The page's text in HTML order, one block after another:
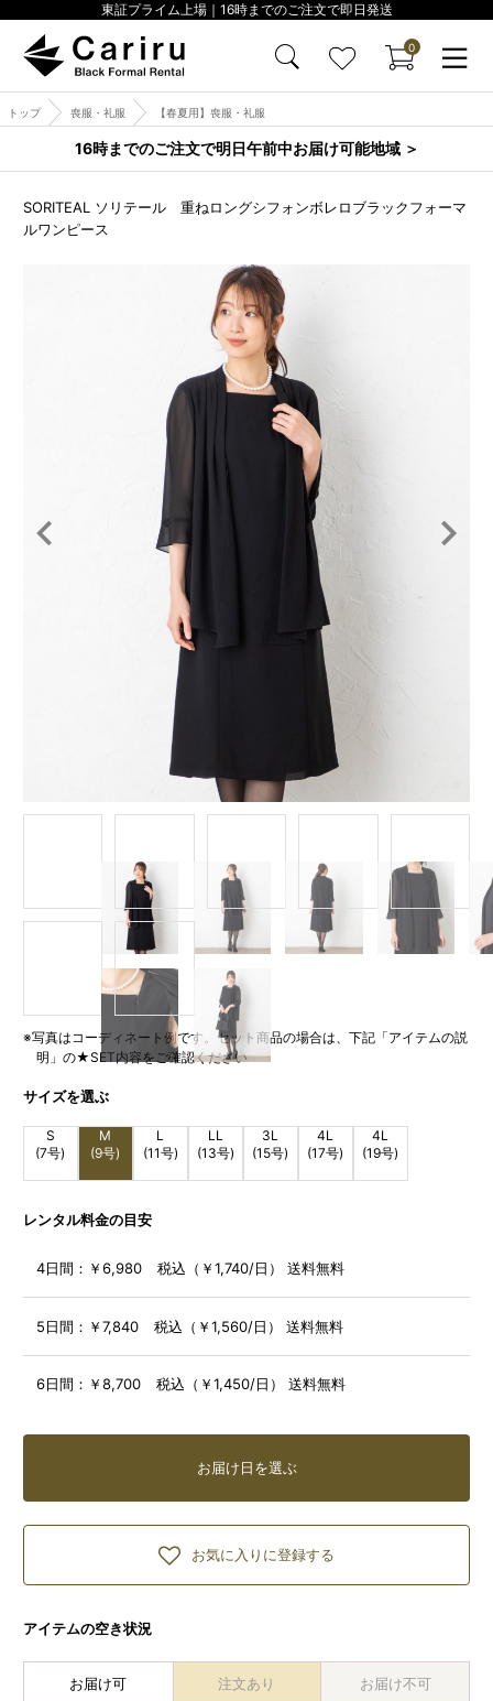
東証プライム上場｜16時までのご注文で即日発送
0
トップ 喪服・礼服 【春夏用】喪服・礼服
16時までのご注文で明日午前中お届け可能地域 ＞
SORITEAL ソリテール 重ねロングシフォンボレロブラックフォーマ
ルワンピース
※写真はコーディネート例です。セット商品の場合は、下記「アイテムの説
明」の★SET内容をご確認ください
サイズを選ぶ
S
(7号)
M
(9号)
L
(11号)
LL
(13号)
3L
(15号)
4L
(17号)
4L
(19号)
レンタル料金の目安
4日間： ￥6,980 税込（￥1,740/日） 送料無料
5日間： ￥7,840 税込（￥1,560/日） 送料無料
6日間： ￥8,700 税込（￥1,450/日） 送料無料
お届け日を選ぶ
お気に入りに登録する
アイテムの空き状況
お届け可 注文あり お届け不可